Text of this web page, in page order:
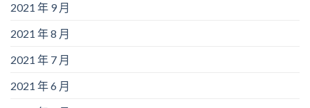
2021 年 9 月
2021 年 8 月
2021 年 7 月
2021 年 6 月